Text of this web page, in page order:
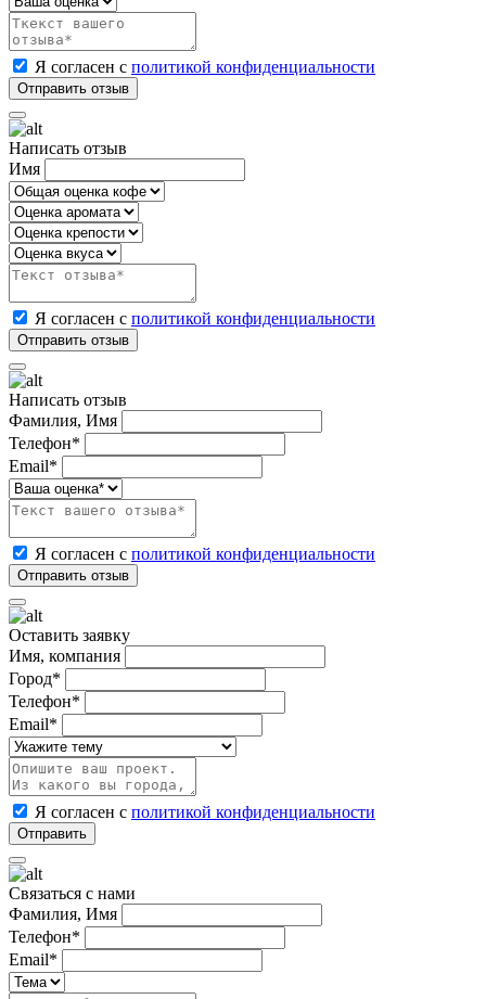
Я согласен с политикой конфиденциальности
Написать отзыв
Имя
Я согласен с политикой конфиденциальности
Написать отзыв
Фамилия, Имя
Телефон*
Email*
Я согласен с политикой конфиденциальности
Оставить заявку
Имя, компания
Город*
Телефон*
Email*
Я согласен с политикой конфиденциальности
Связаться с нами
Фамилия, Имя
Телефон*
Email*